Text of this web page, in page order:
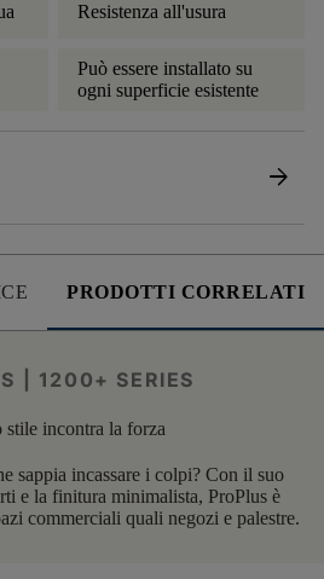
Resistenza all'usura
Può essere installato su
ogni superficie esistente
arrow_forward
PRODOTTI CORRELATI
| 1200+ SERIES
stile incontra la forza
sappia incassare i colpi? Con il suo
e la finitura minimalista, ProPlus è
commerciali quali negozi e palestre.